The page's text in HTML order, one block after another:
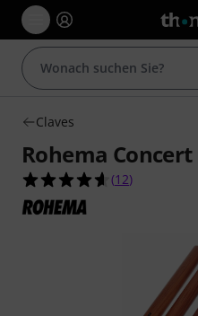
Claves
Rohema Concert
4.6 von 5
(12)